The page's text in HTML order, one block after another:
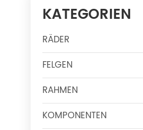
KATEGORIEN
RÄDER
FELGEN
RAHMEN
KOMPONENTEN